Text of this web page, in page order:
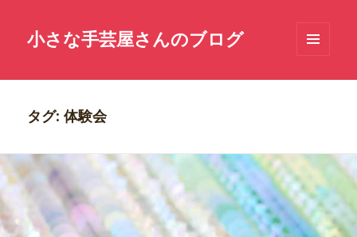
小さな手芸屋さんのブログ
ーとウ
タグ: 体験会